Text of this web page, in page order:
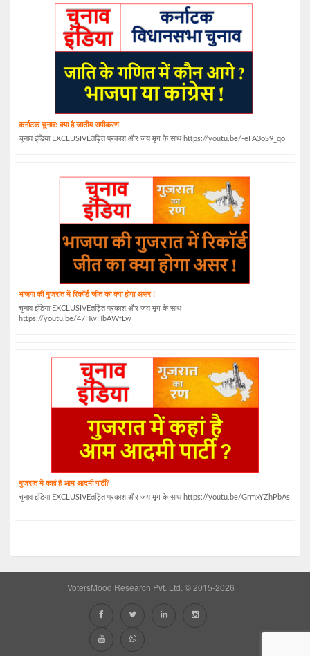
कर्नाटक चुनाव: क्या है जातीय समीकरण
चुनाव इंडिया EXCLUSIVEतड़ित प्रकाश और जय मृग के साथ https://youtu.be/-eFA3oS9_qo
भाजपा की गुजरात में रिकॉर्ड जीत का क्या होगा असर !
चुनाव इंडिया EXCLUSIVEतड़ित प्रकाश और जय मृग के साथ
https://youtu.be/47HwHbAWfLw
गुजरात में कहां है आम आदमी पार्टी?
चुनाव इंडिया EXCLUSIVEतड़ित प्रकाश और जय मृग के साथ https://youtu.be/GrmxYZhPbAs
VotersMood Research Pvt. Ltd. © 2015-2026